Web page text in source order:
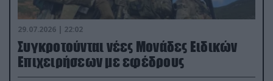
29.07.2026 | 22:02
Συγκροτούνται νέες Μονάδες Ειδικών
Επιχειρήσεων με εφέδρους